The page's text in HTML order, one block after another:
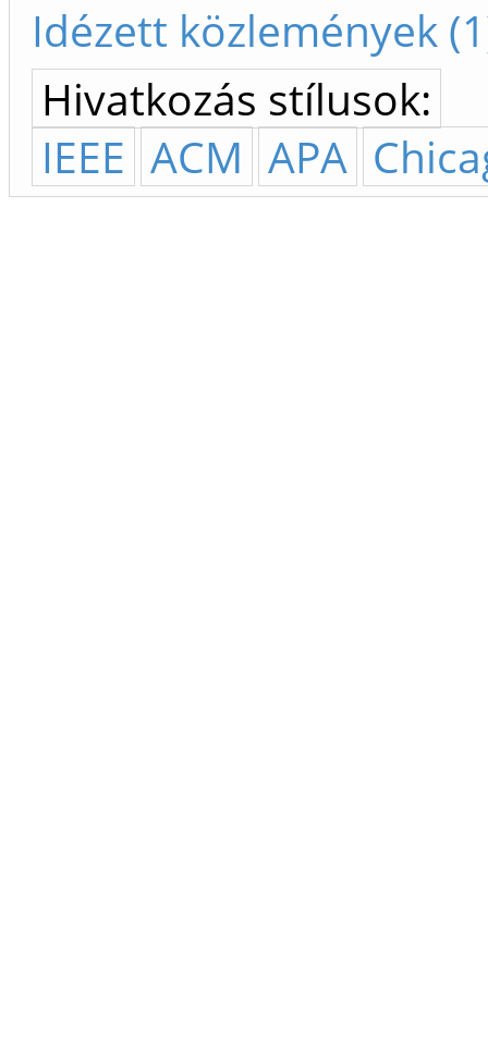
Idézett közlemények
Hivatkozás stílusok:
IEEE ACM APA